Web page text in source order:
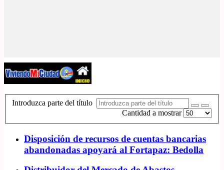
Introduzca parte del título
Cantidad a mostrar
Disposición de recursos de cuentas bancarias
abandonadas apoyará al Fortapaz: Bedolla